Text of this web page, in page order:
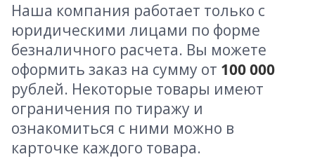
Наша компания работает только с
юридическими лицами по форме
безналичного расчета. Вы можете
оформить заказ на сумму от 100 000
рублей. Некоторые товары имеют
ограничения по тиражу и
ознакомиться с ними можно в
карточке каждого товара.